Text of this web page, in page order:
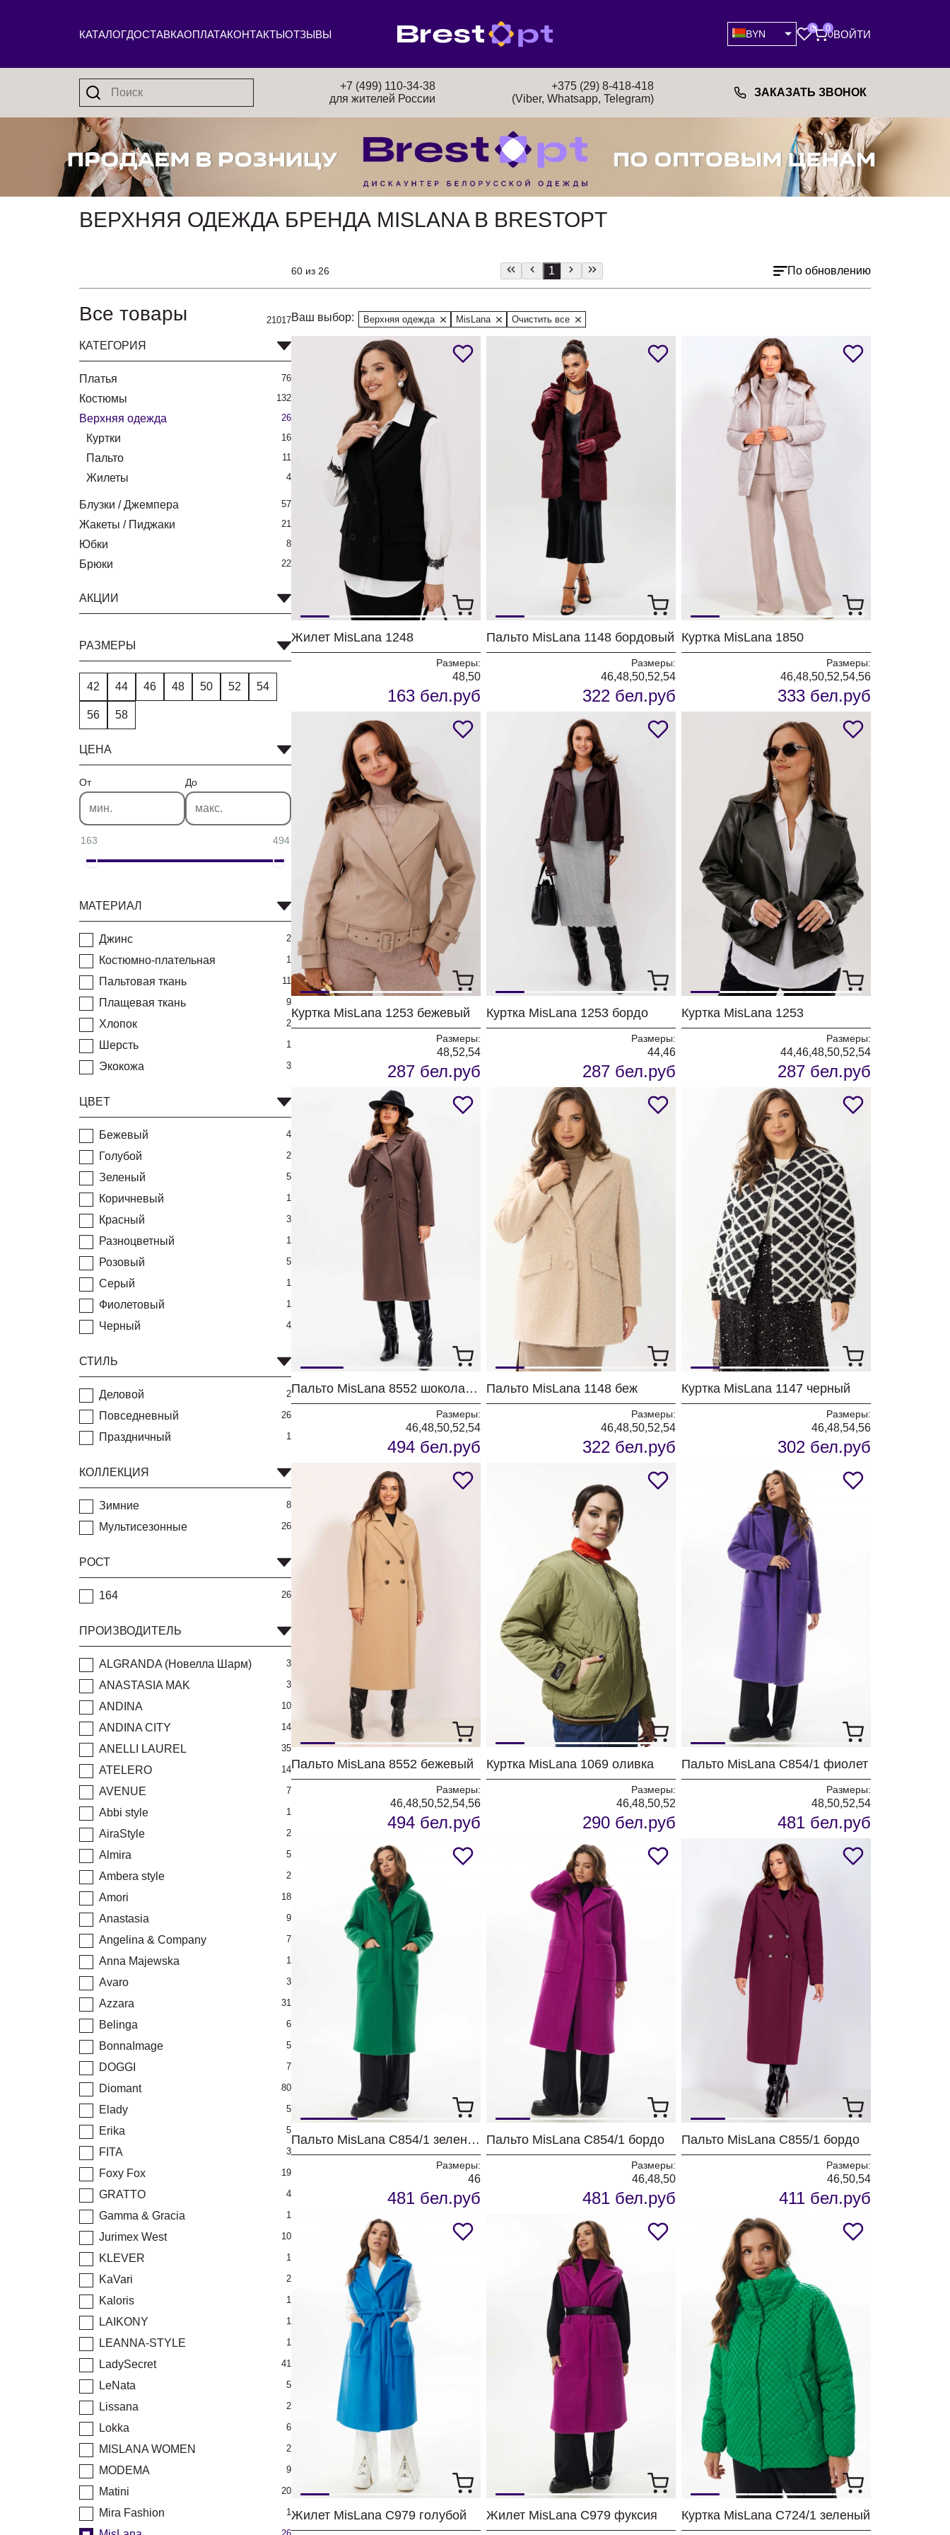
КАТАЛОГДОСТАВКАОПЛАТАКОНТАКТЫОТЗЫВЫ BYN
0 0
0ВОЙТИ
+7 (499) 110-34-38
для жителей России
+375 (29) 8-418-418
(Viber, Whatsapp, Telegram)
ЗАКАЗАТЬ ЗВОНОК
ВЕРХНЯЯ ОДЕЖДА БРЕНДА MISLANA В BRESTOPT
60 из 26 По обновлению
1
Все товары 21017
КАТЕГОРИЯ
Платья 76
Костюмы 132
Верхняя одежда 26
Куртки 16
Пальто 11
Жилеты 4
Блузки / Джемпера 57
Жакеты / Пиджаки 21
Юбки 8
Брюки 22
АКЦИИ
РАЗМЕРЫ
42 44 46 48 50 52 54
56 58
ЦЕНА
От До
163 494
МАТЕРИАЛ
Джинс 2
Костюмно-плательная 1
Пальтовая ткань 11
Плащевая ткань 9
Хлопок 2
Шерсть 1
Экокожа 3
ЦВЕТ
Бежевый 4
Голубой 2
Зеленый 5
Коричневый 1
Красный 3
Разноцветный 1
Розовый 5
Серый 1
Фиолетовый 1
Черный 4
СТИЛЬ
Деловой 2
Повседневный 26
Праздничный 1
КОЛЛЕКЦИЯ
Зимние 8
Мультисезонные 26
РОСТ
164 26
ПРОИЗВОДИТЕЛЬ
ALGRANDA (Новелла Шарм) 3
ANASTASIA MAK 3
ANDINA 10
ANDINA CITY 14
ANELLI LAUREL 35
ATELERO 14
AVENUE 7
Abbi style 1
AiraStyle 2
Almira 5
Ambera style 2
Amori 18
Anastasia 9
Angelina & Company 7
Anna Majewska 1
Avaro 3
Azzara 31
Belinga 6
BonnaImage 5
DOGGI 7
Diomant 80
Elady 5
Erika 5
FITA 3
Foxy Fox 19
GRATTO 4
Gamma & Gracia 1
Jurimex West 10
KLEVER 1
KaVari 2
Kaloris 1
LAIKONY 1
LEANNA-STYLE 1
LadySecret 41
LeNata 5
Lissana 2
Lokka 6
MISLANA WOMEN 2
MODEMA 9
Matini 20
Mira Fashion 1
Ваш выбор: Верхняя одежда MisLana Очистить все
Жилет MisLana 1248
Размеры:
48,50
163 бел.руб
Пальто MisLana 1148 бордовый
Размеры:
46,48,50,52,54
322 бел.руб
Куртка MisLana 1850
Размеры:
46,48,50,52,54,56
333 бел.руб
Куртка MisLana 1253 бежевый
Размеры:
48,52,54
287 бел.руб
Куртка MisLana 1253 бордо
Размеры:
44,46
287 бел.руб
Куртка MisLana 1253
Размеры:
44,46,48,50,52,54
287 бел.руб
Пальто MisLana 8552 шоколадный
Размеры:
46,48,50,52,54
494 бел.руб
Пальто MisLana 1148 беж
Размеры:
46,48,50,52,54
322 бел.руб
Куртка MisLana 1147 черный
Размеры:
46,48,54,56
302 бел.руб
Пальто MisLana 8552 бежевый
Размеры:
46,48,50,52,54,56
494 бел.руб
Куртка MisLana 1069 оливка
Размеры:
46,48,50,52
290 бел.руб
Пальто MisLana С854/1 фиолет
Размеры:
48,50,52,54
481 бел.руб
Пальто MisLana С854/1 зеленый
Размеры:
46
481 бел.руб
Пальто MisLana С854/1 бордо
Размеры:
46,48,50
481 бел.руб
Пальто MisLana С855/1 бордо
Размеры:
46,50,54
411 бел.руб
Жилет MisLana С979 голубой Жилет MisLana С979 фуксия Куртка MisLana С724/1 зеленый